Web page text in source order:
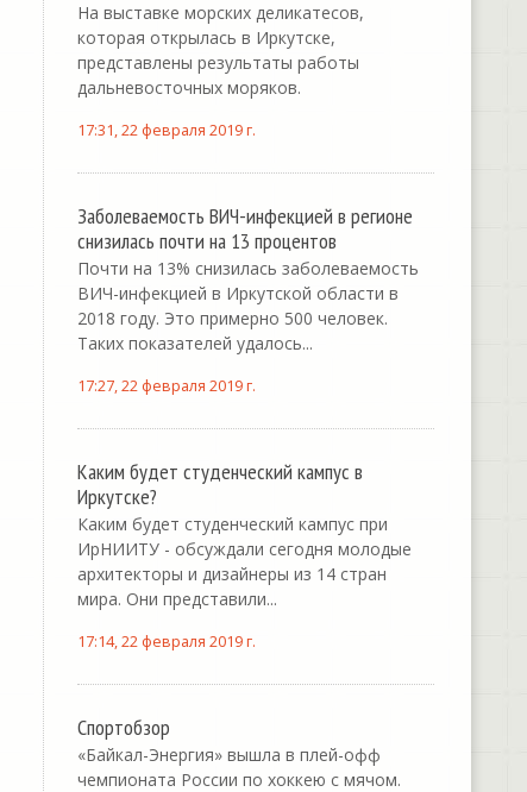
На выставке морских деликатесов,
которая открылась в Иркутске,
представлены результаты работы
дальневосточных моряков.
17:31, 22 февраля 2019 г.
Заболеваемость ВИЧ-инфекцией в регионе
снизилась почти на 13 процентов
Почти на 13% снизилась заболеваемость
ВИЧ-инфекцией в Иркутской области в
2018 году. Это примерно 500 человек.
Таких показателей удалось...
17:27, 22 февраля 2019 г.
Каким будет студенческий кампус в
Иркутске?
Каким будет студенческий кампус при
ИрНИИТУ - обсуждали сегодня молодые
архитекторы и дизайнеры из 14 стран
мира. Они представили...
17:14, 22 февраля 2019 г.
Спортобзор
«Байкал-Энергия» вышла в плей-офф
чемпионата России по хоккею с мячом.